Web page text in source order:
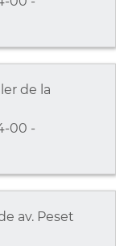
de la
00 -
av. Peset